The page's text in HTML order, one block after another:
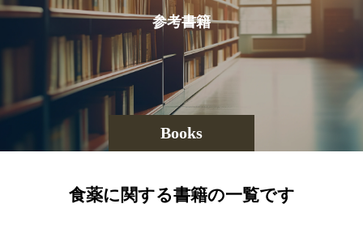
Books
参考書籍
食薬に関する書籍の一覧です